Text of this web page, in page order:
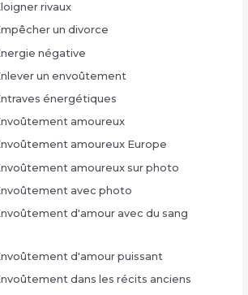
rivaux
un divorce
négative
un envoûtement
énergétiques
amoureux
amoureux Europe
amoureux sur photo
avec photo
d'amour avec du sang
d'amour puissant
dans les récits anciens